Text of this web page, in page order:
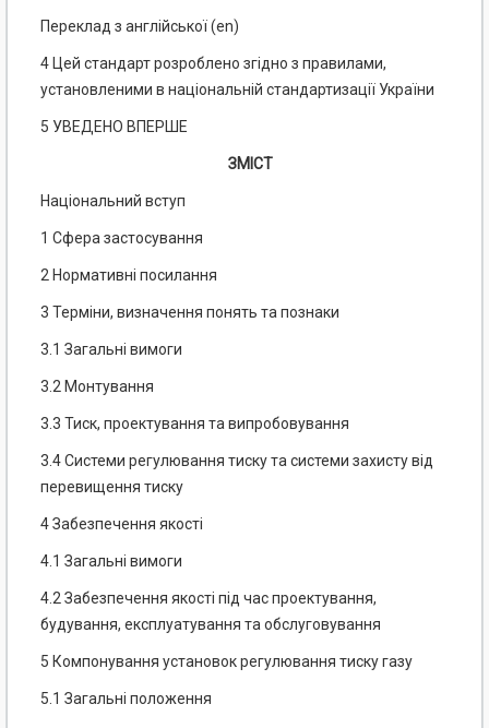
Переклад з англійської (en)
4 Цей стандарт розроблено згідно з правилами,
установленими в національній стандартизації України
5 УВЕДЕНО ВПЕРШЕ
ЗМІСТ
Національний вступ
1 Сфера застосування
2 Нормативні посилання
3 Терміни, визначення понять та познаки
3.1 Загальні вимоги
3.2 Монтування
3.3 Тиск, проектування та випробовування
3.4 Системи регулювання тиску та системи захисту від
перевищення тиску
4 Забезпечення якості
4.1 Загальні вимоги
4.2 Забезпечення якості під час проектування,
будування, експлуатування та обслуговування
5 Компонування установок регулювання тиску газу
5.1 Загальні положення